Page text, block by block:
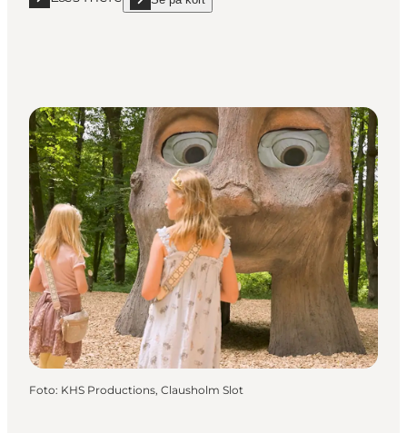
Læs mere "Cykelløbet Hadsten Gade Grand Prix"
show Cykelløbet Hadsten Gade Grand Prix on_map
Foto: KHS Productions, Clausholm Slot